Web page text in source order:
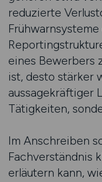
reduzierte
eines Bewerbers
ist, desto stärker
aussagekräftiger
Tätigkeiten,
Im Anschreiben
Fachverständnis
erläutern kann,